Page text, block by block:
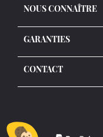
NOUS CONNAÎTRE
GARANTIES
CONTACT